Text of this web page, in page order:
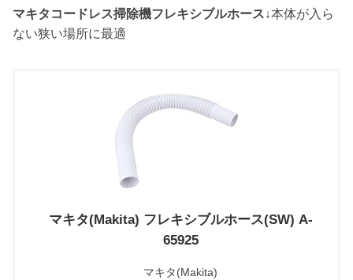
マキタコードレス掃除機フレキシブルホース↓本体が入ら
ない狭い場所に最適
マキタ(Makita) フレキシブルホース(SW) A-
65925
マキタ(Makita)